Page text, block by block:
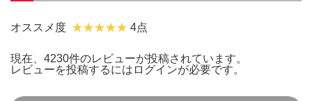
オススメ度 4点
現在、4230件のレビューが投稿されています。
レビューを投稿するには ログインが必要です。